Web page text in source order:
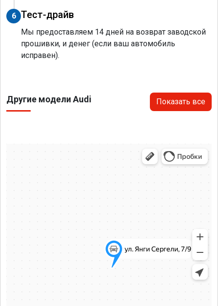
6 Тест-драйв
Мы предоставляем 14 дней на возврат заводской
прошивки, и денег (если ваш автомобиль
исправен).
Другие модели Audi Показать все